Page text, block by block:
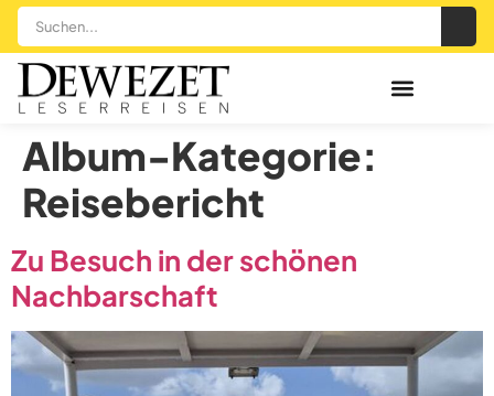
Album-Kategorie:
Reisebericht
Zu Besuch in der schönen
Nachbarschaft